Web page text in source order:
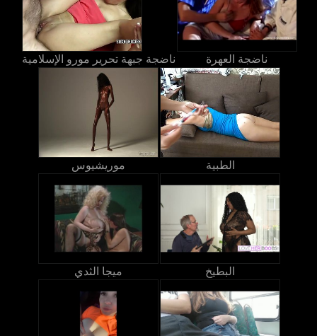
ناضجة جبهة تحرير مورو الإسلامية ناضجة العهرة
موريشيوس الطبية
ميجا الثدي البطيخ